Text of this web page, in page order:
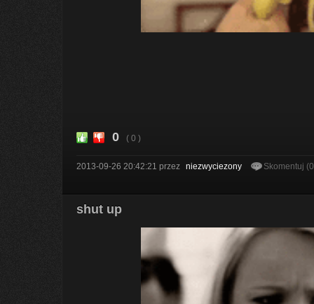
0 ( 0 )
2013-09-26 20:42:21 przez niezwyciezony Skomentuj
shut up